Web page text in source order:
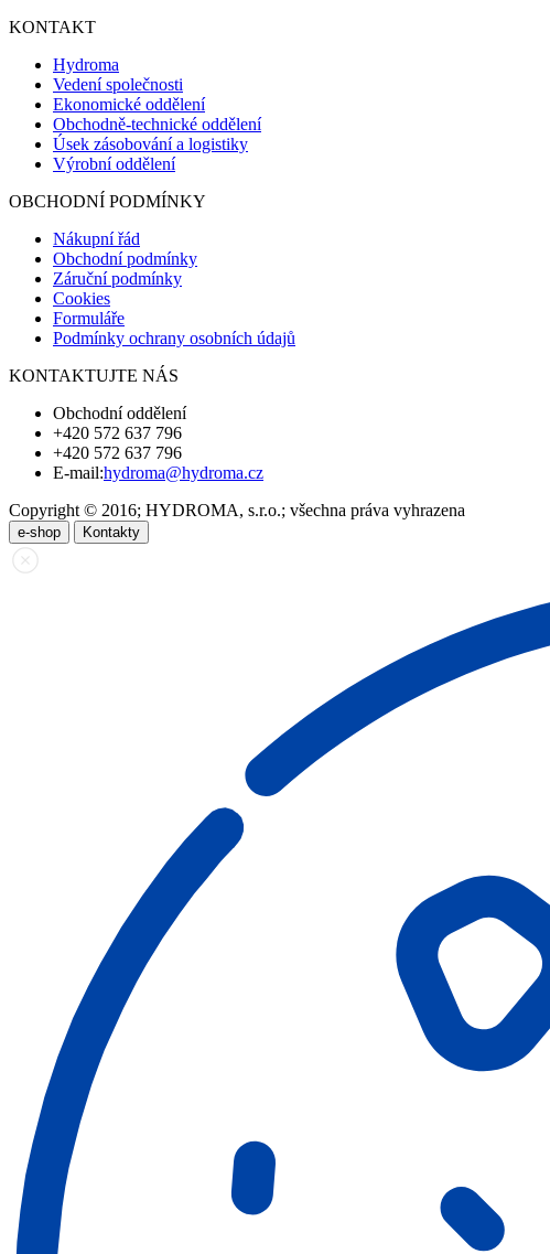
KONTAKT
Hydroma
Vedení společnosti
Ekonomické oddělení
Obchodně-technické oddělení
Úsek zásobování a logistiky
Výrobní oddělení
OBCHODNÍ PODMÍNKY
Nákupní řád
Obchodní podmínky
Záruční podmínky
Cookies
Formuláře
Podmínky ochrany osobních údajů
KONTAKTUJTE NÁS
Obchodní oddělení
+420 572 637 796
+420 572 637 796
E-mail:hydroma@hydroma.cz
Copyright © 2016; HYDROMA, s.r.o.; všechna práva vyhrazena
e-shop Kontakty